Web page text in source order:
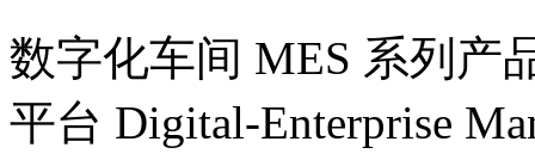
数字化车间 MES 系列产
平台 Digital-Enterprise